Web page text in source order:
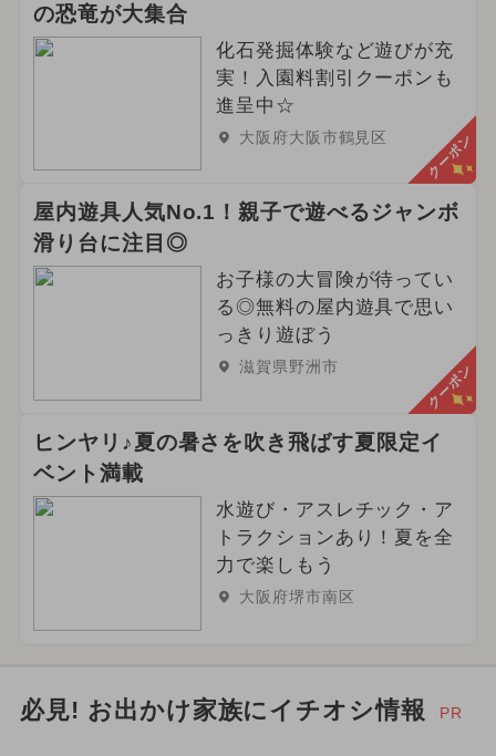
の恐竜が大集合
化石発掘体験など遊びが充
実！入園料割引クーポンも
進呈中☆
大阪府大阪市鶴見区 クーポン
屋内遊具人気No.1！親子で遊べるジャンボ
滑り台に注目◎
お子様の大冒険が待ってい
る◎無料の屋内遊具で思い
っきり遊ぼう
滋賀県野洲市 クーポン
ヒンヤリ♪夏の暑さを吹き飛ばす夏限定イ
ベント満載
水遊び・アスレチック・ア
トラクションあり！夏を全
力で楽しもう
大阪府堺市南区
必見! お出かけ家族にイチオシ情報 PR